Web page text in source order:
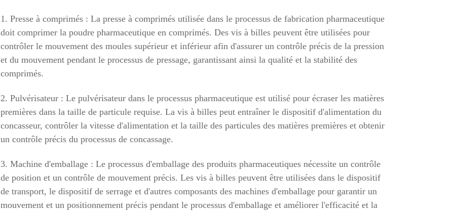
1. Presse à comprimés : La presse à comprimés utilisée dans le processus de fabrication pharmaceutique
doit comprimer la poudre pharmaceutique en comprimés. Des vis à billes peuvent être utilisées pour
contrôler le mouvement des moules supérieur et inférieur afin d'assurer un contrôle précis de la pression
et du mouvement pendant le processus de pressage, garantissant ainsi la qualité et la stabilité des
comprimés.
2. Pulvérisateur : Le pulvérisateur dans le processus pharmaceutique est utilisé pour écraser les matières
premières dans la taille de particule requise. La vis à billes peut entraîner le dispositif d'alimentation du
concasseur, contrôler la vitesse d'alimentation et la taille des particules des matières premières et obtenir
un contrôle précis du processus de concassage.
3. Machine d'emballage : Le processus d'emballage des produits pharmaceutiques nécessite un contrôle
de position et un contrôle de mouvement précis. Les vis à billes peuvent être utilisées dans le dispositif
de transport, le dispositif de serrage et d'autres composants des machines d'emballage pour garantir un
mouvement et un positionnement précis pendant le processus d'emballage et améliorer l'efficacité et la